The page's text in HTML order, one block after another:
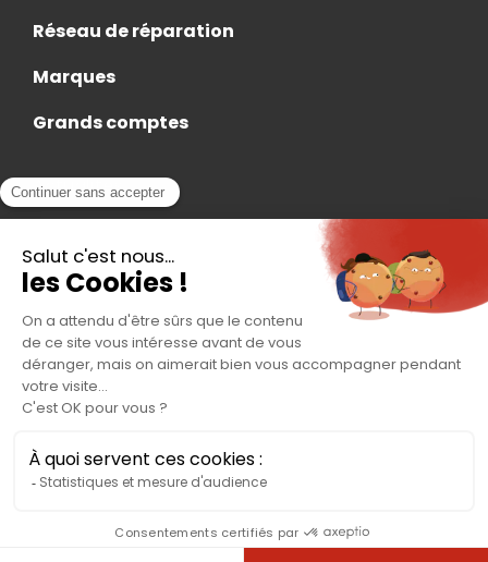
Réseau de réparation
Marques
Grands comptes
Actualités
Contact
Accès Adhérent